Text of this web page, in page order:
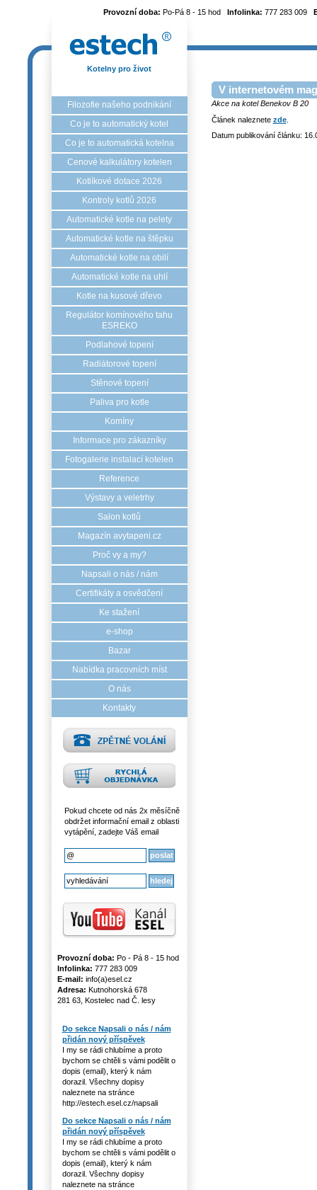
Provozní doba: Po-Pá 8 - 15 hod Infolinka: 777 283 009
Kotelny pro život
Filozofie našeho podnikání
Co je to automatický kotel
Co je to automatická kotelna
Cenové kalkulátory kotelen
Kotlíkové dotace 2026
Kontroly kotlů 2026
Automatické kotle na pelety
Automatické kotle na štěpku
Automatické kotle na obilí
Automatické kotle na uhlí
Kotle na kusové dřevo
Regulátor komínového tahu
ESREKO
Podlahové topení
Radiátorové topení
Stěnové topení
Paliva pro kotle
Komíny
Informace pro zákazníky
Fotogalerie instalací kotelen
Reference
Výstavy a veletrhy
Salon kotlů
Magazín avytapeni.cz
Proč vy a my?
Napsali o nás / nám
Certifikáty a osvědčení
Ke stažení
e-shop
Bazar
Nabídka pracovních míst
O nás
Kontakty
Pokud chcete od nás 2x měsíčně
obdržet informační email z oblasti
vytápění, zadejte Váš email
Provozní doba: Po - Pá 8 - 15 hod
Infolinka: 777 283 009
E-mail: info(a)esel.cz
Adresa: Kutnohorská 678
281 63, Kostelec nad Č. lesy
Do sekce Napsali o nás / nám
přidán nový příspěvek
I my se rádi chlubíme a proto
bychom se chtěli s vámi podělit o
dopis (email), který k nám
dorazil. Všechny dopisy
naleznete na stránce
http://estech.esel.cz/napsali
Do sekce Napsali o nás / nám
přidán nový příspěvek
I my se rádi chlubíme a proto
bychom se chtěli s vámi podělit o
dopis (email), který k nám
dorazil. Všechny dopisy
naleznete na stránce
V internetovém
Akce na kotel Benekov B 20
Článek naleznete zde.
Datum publikování článku: